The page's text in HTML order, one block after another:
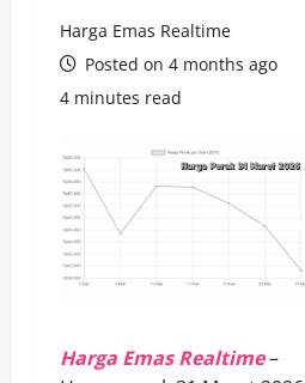
Harga Emas Realtime
Posted on 4 months ago
4 minutes read
Harga Emas Realtime–